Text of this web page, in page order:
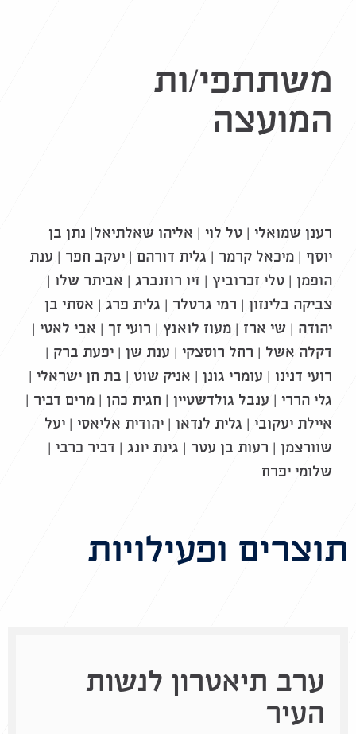
משתתפי/ות
המועצה
רענן שמואלי | טל לוי | אליהו שאלתיאל| נתן בן
יוסף | מיכאל קרמר | גלית דורהם | יעקב חפר | ענת
הופמן | טלי זכרוביץ | זיו רוזנברג | אביתר שלו |
צביקה בלינזון | רמי גרטלר | גלית פרג | אסתי בן
יהודה | שי ארז | מעוז לואנץ | רועי זך | אבי לאטי |
דקלה אשל | רחל רוסצקי | ענת שן | יפעת ברק |
רועי דנינו | עומרי גונן | אניק שוט | בת חן ישראלי |
גלי הררי | ענבל גולדשטיין | חגית כהן | מרים דביר |
איילת יעקובי | גלית לנדאו | יהודית אליאסי | יעל
שוורצמן | רעות בן עטר | גינת יונג | דביר כרבי |
שלומי יפרח
תוצרים ופעילויות
ערב תיאטרון לנשות
העיר